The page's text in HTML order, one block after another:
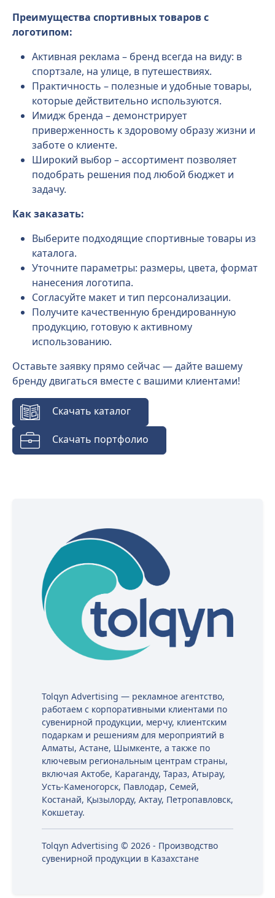
Преимущества спортивных товаров с
логотипом:
Активная реклама – бренд всегда на виду: в
спортзале, на улице, в путешествиях.
Практичность – полезные и удобные товары,
которые действительно используются.
Имидж бренда – демонстрирует
приверженность к здоровому образу жизни и
заботе о клиенте.
Широкий выбор – ассортимент позволяет
подобрать решения под любой бюджет и
задачу.
Как заказать:
Выберите подходящие спортивные товары из
каталога.
Уточните параметры: размеры, цвета, формат
нанесения логотипа.
Согласуйте макет и тип персонализации.
Получите качественную брендированную
продукцию, готовую к активному
использованию.
Оставьте заявку прямо сейчас — дайте вашему
бренду двигаться вместе с вашими клиентами!
Скачать каталог
Скачать портфолио
Tolqyn Advertising — рекламное агентство,
работаем с корпоративными клиентами по
сувенирной продукции, мерчу, клиентским
подаркам и решениям для мероприятий в
Алматы, Астане, Шымкенте, а также по
ключевым региональным центрам страны,
включая Актобе, Караганду, Тараз, Атырау,
Усть-Каменогорск, Павлодар, Семей,
Костанай, Қызылорду, Актау, Петропавловск,
Кокшетау.
Tolqyn Advertising © 2026 - Производство
сувенирной продукции в Казахстане